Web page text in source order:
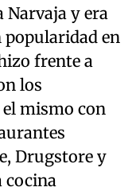
Narvaja y era
popularidad en
frente a
los
el mismo con
Drugstore y
cocina